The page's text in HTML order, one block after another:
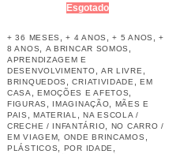
Esgotado
+ 36 MESES ,+ 4 ANOS ,+ 5 ANOS ,+
8 ANOS
A BRINCAR SOMOS
APRENDIZAGEM E
DESENVOLVIMENTO
AR LIVRE
BRINQUEDOS ,CRIATIVIDADE ,EM
CASA
,EMOÇÕES E AFETOS
FIGURAS IMAGINAÇÃO
MÃES E
PAIS
,MATERIAL ,NA ESCOLA /
CRECHE / INFANTÁRIO
NO CARRO /
EM VIAGEM
ONDE BRINCAMOS
PLÁSTICOS POR IDADE